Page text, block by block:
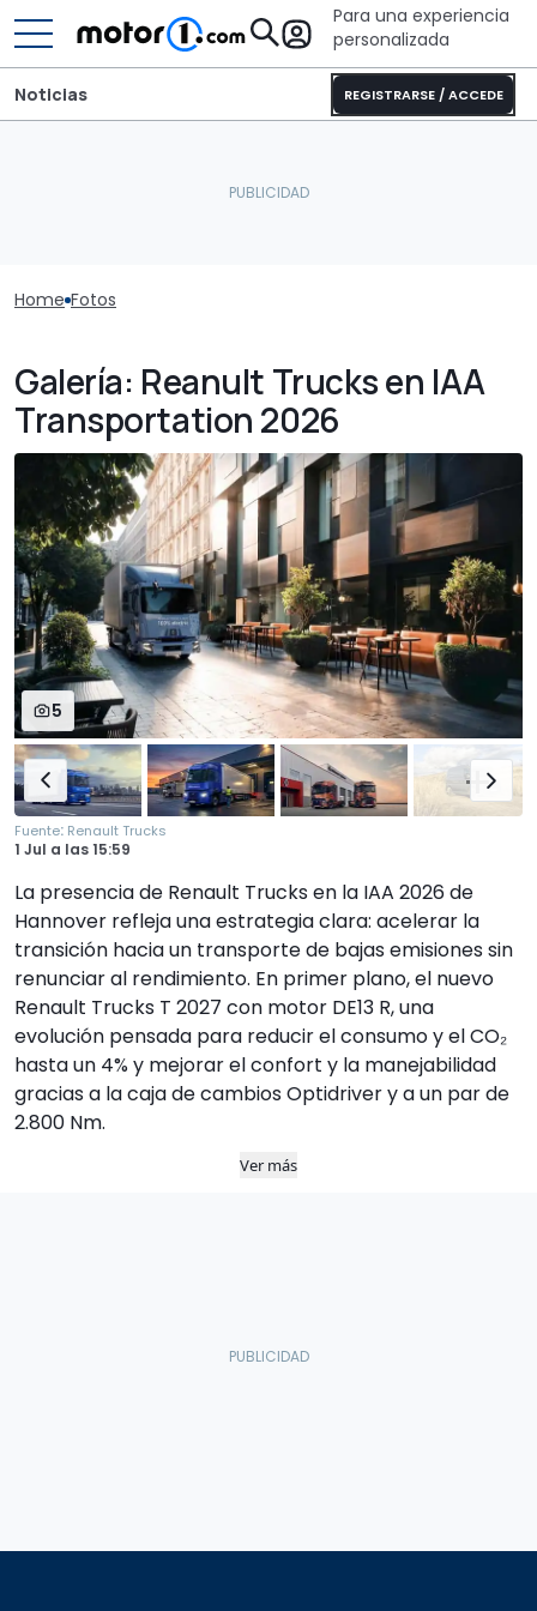
Para una experiencia
personalizada
REGISTRARSE / ACCEDE
Noticias
Home Fotos
Galería: Reanult Trucks en IAA
Transportation 2026
5
Fuente: Renault Trucks
1 Jul a las15:59
La presencia de Renault Trucks en la IAA 2026 de
Hannover refleja una estrategia clara: acelerar la
transición hacia un transporte de bajas emisiones sin
renunciar al rendimiento. En primer plano, el nuevo
Renault Trucks T 2027 con motor DE13 R, una
evolución pensada para reducir el consumo y el CO₂
hasta un 4% y mejorar el confort y la manejabilidad
gracias a la caja de cambios Optidriver y a un par de
2.800 Nm.
Ver más